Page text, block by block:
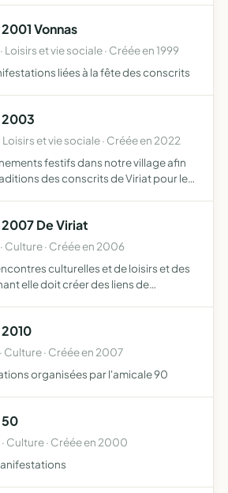
Vonnas
Loisirs et vie sociale · Créée en 1999
liées à la fête des conscrits
2003
Loisirs et vie sociale · Créée en 2022
festifs dans notre village afin
des conscrits de Viriat pour les
De Viriat
Culture · Créée en 2006
culturelles et de loisirs et des
elle doit créer des liens de
Culture · Créée en 2007
organisées par l'amicale 90
50
Culture · Créée en 2000